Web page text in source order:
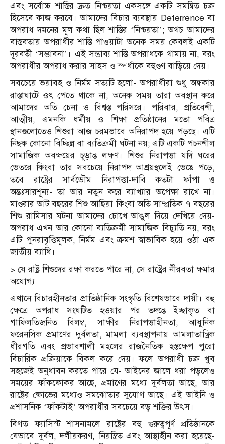
এবং সর্বোচ্চ শাস্তির দ্রুত নিশ্চয়তা একসঙ্গে একটি সমন্বিত চক্র
হিসেবে কাজ করবে। আমাদের বিচার ব্যবস্থায় Deterrence বা
অপরাধ দমনের মূল কথা ছিল শাস্তির ‘নিশ্চয়তা’; অথচ আমাদের
বাস্তবতায় অপরাধীর শাস্তি পাওয়াটা অনেক সময় কেবলই একটি
দূরবর্তী ‘সম্ভাবনা’। এই সম্ভাব্য শাস্তি অপরাধকে থামায় না, বরং
অপরাধীর অপরাধ করার সাহস ও স্পর্ধাকে বহুগুণ বাড়িয়ে দেয়।
সবচেয়ে ভয়াবহ ও নির্মম সত্যটি হলো- অপরাধীরা শুধু অন্ধকার
রাস্তাঘাটে ওৎ পেতে থাকে না, অনেক সময় তারা অবস্থান করে
আমাদের অতি চেনা ও বিশ্বস্ত পরিসরে। পরিবার, প্রতিবেশী,
আত্মীয়, এমনকি ধর্মীয় ও শিক্ষা প্রতিষ্ঠানের মতো পবিত্র
স্থানগুলোতেও শিশুরা আজ চরমভাবে অনিরাপদ হয়ে পড়ছে। এটি
নিছক কোনো বিচ্ছিন্ন বা ব্যতিক্রমী ঘটনা নয়; এটি একটি পচনশীল
সামাজিক অবক্ষয়ের চূড়ান্ত লক্ষণ। শিশুর নিরাপত্তা যদি ঘরের
ভেতরে কিংবা তার সবচেয়ে নিরাপদ আশ্রয়স্থলেই ভেঙে পড়ে,
তবে রাষ্ট্রের সার্বভৌম নিরাপত্তা-দাবি কতটা ফাঁপা ও
অন্তঃসারশূন্য- তা আর নতুন করে ব্যাখ্যার অপেক্ষা রাখে না।
মাগুরার আট বছরের শিশু আছিয়া কিংবা অতি সাম্প্রতিক ৭ বছরের
শিশু রামিসার ঘটনা আমাদের চোখে আঙুল দিয়ে দেখিয়ে দেয়-
অপরাধ এখন আর কোনো ব্যতিক্রমী সামাজিক বিচ্যুতি নয়, বরং
এটি পুনরাবৃত্তিমূলক, নির্মম এবং ক্রমশ স্বাভাবিক হয়ে ওঠা এক
জাতীয় ব্যাধি।
> যে রাষ্ট্র শিশুদের রক্ষা করতে পারে না, সে রাষ্ট্রের নীরবতা ক্ষমার
অযোগ্য
এখানে বিচারহীনতার প্রাতিষ্ঠানিক সংস্কৃতি বিশেষভাবে দায়ী। বহু
ক্ষেত্রে অপরাধ সংঘটিত হওয়ার পর তদন্তে ইচ্ছাকৃত বা
গাফিলতিজনিত বিলম্ব, সাক্ষীর নিরাপত্তাহীনতা, আধুনিক
ফরেনসিক প্রমাণের দুর্বলতা, মামলা ব্যবস্থাপনায় আমলাতান্ত্রিক
ধীরগতি এবং প্রভাবশালী মহলের রাজনৈতিক হস্তক্ষেপ পুরো
বিচারিক প্রক্রিয়াকে বিকল করে দেয়। ফলে অপরাধী চক্র খুব
সহজেই অনুধাবন করতে পারে যে- আইনের জালে ধরা পড়লেও
সময়ের ফাঁকফোকর আছে, প্রমাণের মধ্যে দুর্বলতা আছে, আর
রাষ্ট্রের ক্ষোভের মধ্যেও সমঝোতার সুযোগ আছে। এই আইনি ও
প্রশাসনিক ‘ফাঁকটাই’ অপরাধীর সবচেয়ে বড় শক্তির উৎস।
বিগত ফ্যাসিস্ট শাসনামলে রাষ্ট্রের বহু গুরুত্বপূর্ণ প্রতিষ্ঠানকে
যেভাবে দুর্বল, দলীয়করণ, নিয়ন্ত্রিত এবং আস্থাহীন করা হয়েছে-